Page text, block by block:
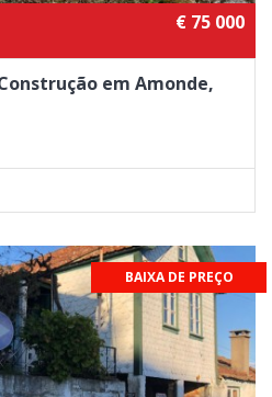
€ 75 000
em Amonde,
BAIXA DE PREÇO